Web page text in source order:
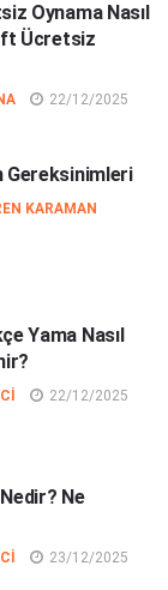
Oynama Nasıl
Ücretsiz
22/12/2025
KARAMAN
Yama Nasıl
22/12/2025
Ne
23/12/2025